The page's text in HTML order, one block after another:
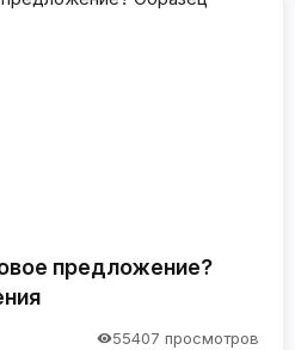
предложение?
55407 просмотров